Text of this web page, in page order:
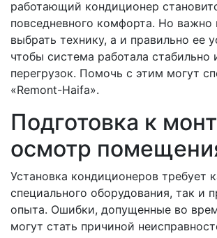
работающий кондиционер
повседневного комфорта. Но важно
выбрать технику, а и правильно ее
чтобы система работала стабильно
перегрузок. Помочь с этим могут
«Remont-Haifa».
Подготовка к
осмотр
Установка кондиционеров требует
специального оборудования, так и
опыта. Ошибки, допущенные во
могут стать причиной